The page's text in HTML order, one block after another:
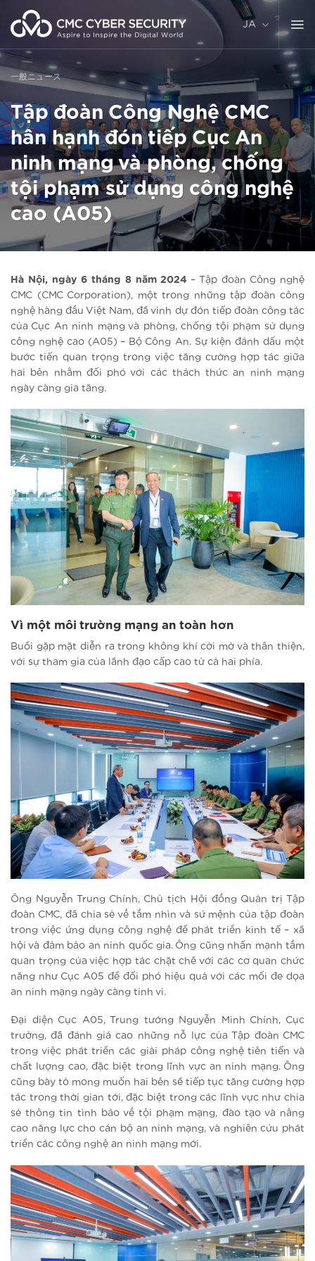
ン
ツ
に
ス
キ
ッ
プ
JA
一般ニュース
Tập đoàn Công Nghệ CMC
hân hạnh đón tiếp Cục An
ninh mạng và phòng, chống
tội phạm sử dụng công nghệ
cao (A05)
Hà Nội, ngày 6 tháng 8 năm 2024 – Tập đoàn Công nghệ
CMC (CMC Corporation), một trong những tập đoàn công
nghệ hàng đầu Việt Nam, đã vinh dự đón tiếp đoàn công tác
của Cục An ninh mạng và phòng, chống tội phạm sử dụng
công nghệ cao (A05) – Bộ Công An. Sự kiện đánh dấu một
bước tiến quan trọng trong việc tăng cường hợp tác giữa
hai bên nhằm đối phó với các thách thức an ninh mạng
ngày càng gia tăng.
Vì một môi trường mạng an toàn hơn
Buổi gặp mặt diễn ra trong không khí cởi mở và thân thiện,
với sự tham gia của lãnh đạo cấp cao từ cả hai phía.
Ông Nguyễn Trung Chính, Chủ tịch Hội đồng Quản trị Tập
đoàn CMC, đã chia sẻ về tầm nhìn và sứ mệnh của tập đoàn
trong việc ứng dụng công nghệ để phát triển kinh tế – xã
hội và đảm bảo an ninh quốc gia. Ông cũng nhấn mạnh tầm
quan trọng của việc hợp tác chặt chẽ với các cơ quan chức
năng như Cục A05 để đối phó hiệu quả với các mối đe dọa
an ninh mạng ngày càng tinh vi.
Đại diện Cục A05, Trung tướng Nguyễn Minh Chính, Cục
trưởng, đã đánh giá cao những nỗ lực của Tập đoàn CMC
trong việc phát triển các giải pháp công nghệ tiên tiến và
chất lượng cao, đặc biệt trong lĩnh vực an ninh mạng. Ông
cũng bày tỏ mong muốn hai bên sẽ tiếp tục tăng cường hợp
tác trong thời gian tới, đặc biệt trong các lĩnh vực như chia
sẻ thông tin tình báo về tội phạm mạng, đào tạo và nâng
cao năng lực cho cán bộ an ninh mạng, và nghiên cứu phát
triển các công nghệ an ninh mạng mới.